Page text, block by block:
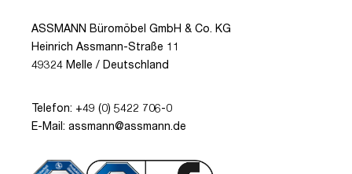
ASSMANN Büromöbel GmbH & Co. KG
Heinrich Assmann-Straße 11
49324 Melle / Deutschland
Telefon: +49 (0) 5422 706-0
E-Mail: assmann@assmann.de